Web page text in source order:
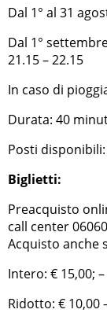
Dal 1° al 31
Dal 1°
21.15 – 22.15
In caso di
Durata: 40
Posti
Biglietti:
Preacquisto
call center
Acquisto anche
Intero: € 15,00;
Ridotto: € 10,00